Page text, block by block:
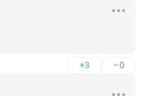
+3 –0